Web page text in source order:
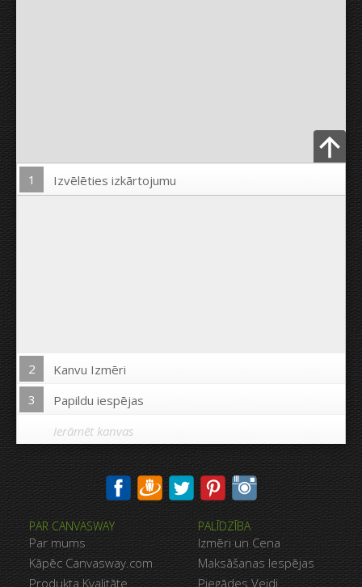
Ielādēt Foto
1 Izvēlēties izkārtojumu
2
Kanvu Izmēri
3
Papildu iespējas
Drukāt uz kanvas malām:
Nē
Attālums starp bildēm:
Ierāmēt kanvas
PAR CANVASWAY
Par mums
Kāpēc Canvasway.com
Produkta Kvalitāte
PALĪDZĪBA
Izmēri un Cena
Maksāšanas Iespējas
Piegādes Veidi